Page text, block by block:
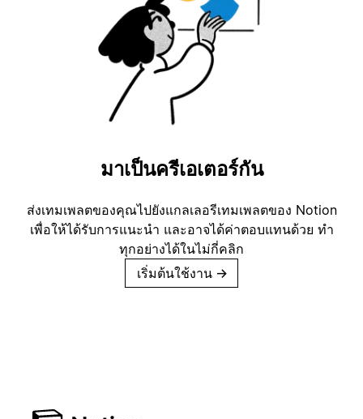
มาเป็นครีเอเตอร์กัน
ส่งเทมเพลตของคุณไปยังแกลเลอรีเทมเพลตของ Notion
เพื่อให้ได้รับการแนะนำ และอาจได้ค่าตอบแทนด้วย ทำ
ทุกอย่างได้ในไม่กี่คลิก
เริ่มต้นใช้งาน →